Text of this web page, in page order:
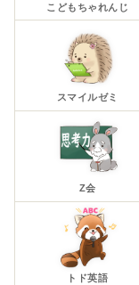
こどもちゃれんじ
スマイルゼミ
Z会
トド英語